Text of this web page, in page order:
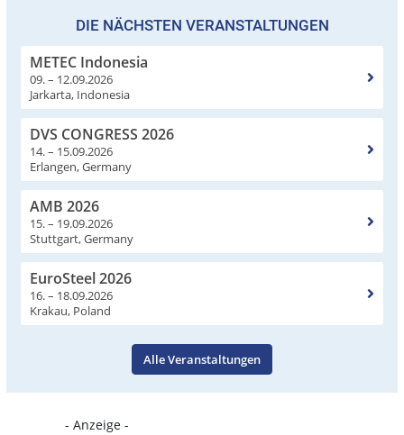
DIE NÄCHSTEN VERANSTALTUNGEN
METEC Indonesia
09. – 12.09.2026
Jarkarta, Indonesia
DVS CONGRESS 2026
14. – 15.09.2026
Erlangen, Germany
AMB 2026
15. – 19.09.2026
Stuttgart, Germany
EuroSteel 2026
16. – 18.09.2026
Krakau, Poland
Alle Veranstaltungen
- Anzeige -